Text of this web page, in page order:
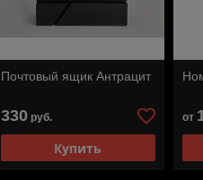
Почтовый ящик Антрацит
330руб.
Купить
от